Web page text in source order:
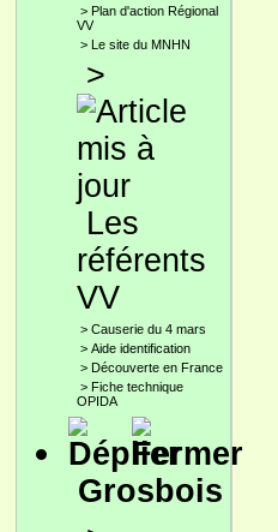
> Plan d'action Régional
VV
> Le site du MNHN
>
Les
référents
VV
> Causerie du 4 mars
> Aide identification
> Découverte en France
> Fiche technique
OPIDA
Grosbois